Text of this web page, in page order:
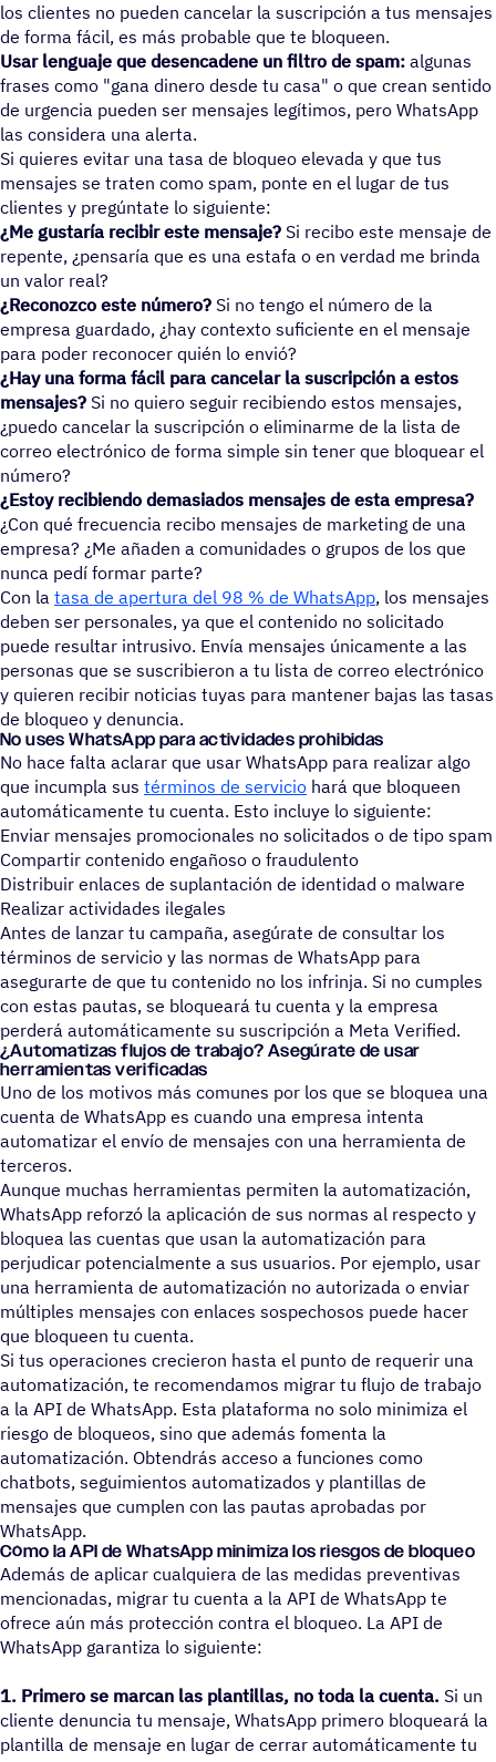
los clientes no pueden cancelar la suscripción a tus mensajes
de forma fácil, es más probable que te bloqueen.
Usar lenguaje que desencadene un filtro de spam: algunas
frases como "gana dinero desde tu casa" o que crean sentido
de urgencia pueden ser mensajes legítimos, pero WhatsApp
las considera una alerta.
Si quieres evitar una tasa de bloqueo elevada y que tus
mensajes se traten como spam, ponte en el lugar de tus
clientes y pregúntate lo siguiente:
¿Me gustaría recibir este mensaje? Si recibo este mensaje de
repente, ¿pensaría que es una estafa o en verdad me brinda
un valor real?
¿Reconozco este número? Si no tengo el número de la
empresa guardado, ¿hay contexto suficiente en el mensaje
para poder reconocer quién lo envió?
¿Hay una forma fácil para cancelar la suscripción a estos
mensajes? Si no quiero seguir recibiendo estos mensajes,
¿puedo cancelar la suscripción o eliminarme de la lista de
correo electrónico de forma simple sin tener que bloquear el
número?
¿Estoy recibiendo demasiados mensajes de esta empresa?
¿Con qué frecuencia recibo mensajes de marketing de una
empresa? ¿Me añaden a comunidades o grupos de los que
nunca pedí formar parte?
Con la tasa de apertura del 98 % de WhatsApp, los mensajes
deben ser personales, ya que el contenido no solicitado
puede resultar intrusivo. Envía mensajes únicamente a las
personas que se suscribieron a tu lista de correo electrónico
y quieren recibir noticias tuyas para mantener bajas las tasas
de bloqueo y denuncia.
No uses WhatsApp para actividades prohibidas
No hace falta aclarar que usar WhatsApp para realizar algo
que incumpla sus términos de servicio hará que bloqueen
automáticamente tu cuenta. Esto incluye lo siguiente:
Enviar mensajes promocionales no solicitados o de tipo spam
Compartir contenido engañoso o fraudulento
Distribuir enlaces de suplantación de identidad o malware
Realizar actividades ilegales
Antes de lanzar tu campaña, asegúrate de consultar los
términos de servicio y las normas de WhatsApp para
asegurarte de que tu contenido no los infrinja. Si no cumples
con estas pautas, se bloqueará tu cuenta y la empresa
perderá automáticamente su suscripción a Meta Verified.
¿Auto­ma­ti­zas flujos de trabajo? Asegú­rate de usar
herramientas verificadas
Uno de los motivos más comunes por los que se bloquea una
cuenta de WhatsApp es cuando una empresa intenta
automatizar el envío de mensajes con una herramienta de
terceros.
Aunque muchas herramientas permiten la automatización,
WhatsApp reforzó la aplicación de sus normas al respecto y
bloquea las cuentas que usan la automatización para
perjudicar potencialmente a sus usuarios. Por ejemplo, usar
una herramienta de automatización no autorizada o enviar
múltiples mensajes con enlaces sospechosos puede hacer
que bloqueen tu cuenta.
Si tus operaciones crecieron hasta el punto de requerir una
automatización, te recomendamos migrar tu flujo de trabajo
a la API de WhatsApp. Esta plataforma no solo minimiza el
riesgo de bloqueos, sino que además fomenta la
automatización. Obtendrás acceso a funciones como
chatbots, seguimientos automatizados y plantillas de
mensajes que cumplen con las pautas aprobadas por
WhatsApp.
Cómo la API de WhatsApp mini­miza los riesgos de bloqueo
Además de aplicar cualquiera de las medidas preventivas
mencionadas, migrar tu cuenta a la API de WhatsApp te
ofrece aún más protección contra el bloqueo. La API de
WhatsApp garantiza lo siguiente:
1. Primero se marcan las plantillas, no toda la cuenta. Si un
cliente denuncia tu mensaje, WhatsApp primero bloqueará la
plantilla de mensaje en lugar de cerrar automáticamente tu